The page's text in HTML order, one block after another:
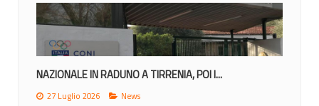
NAZIONALE IN RADUNO A TIRRENIA, POI I...
27 Luglio 2026 News